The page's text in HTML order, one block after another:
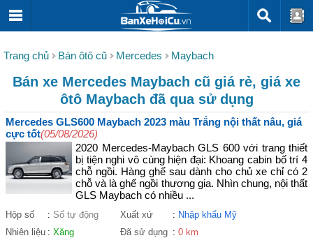
Trang chủ Bán ôtô cũ Mercedes Maybach
Bán xe Mercedes Maybach cũ giá rẻ, giá xe
ôtô Maybach đã qua sử dụng
Mercedes GLS600 Maybach 2023 màu Trắng nội thất nâu, giá
cực tốt(05/08/2026)
2020 Mercedes-Maybach GLS 600 với trang thiết
bị tiện nghi vô cùng hiện đại: Khoang cabin bố trí 4
chỗ ngồi. Hàng ghế sau dành cho chủ xe chỉ có 2
chỗ và là ghế ngồi thương gia. Nhìn chung, nội thất
GLS Maybach có nhiều ...
Hộp số : Số tự động Xuất xứ : Nhập khẩu Mỹ
Nhiên liệu : Xăng Đã sử dụng : 0 km